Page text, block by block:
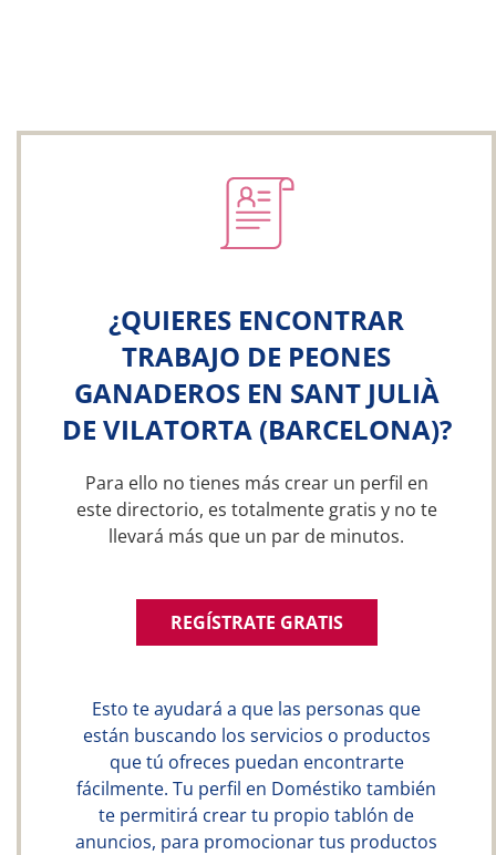
¿QUIERES ENCONTRAR
TRABAJO DE PEONES
GANADEROS EN SANT JULIÀ
DE VILATORTA (BARCELONA)?
Para ello no tienes más crear un perfil en
este directorio, es totalmente gratis y no te
llevará más que un par de minutos.
REGÍSTRATE GRATIS
Esto te ayudará a que las personas que
están buscando los servicios o productos
que tú ofreces puedan encontrarte
fácilmente. Tu perfil en Doméstiko también
te permitirá crear tu propio tablón de
anuncios, para promocionar tus productos